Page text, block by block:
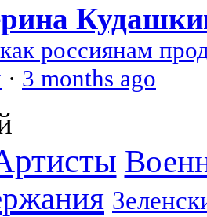
россиянам
· 3 months ago